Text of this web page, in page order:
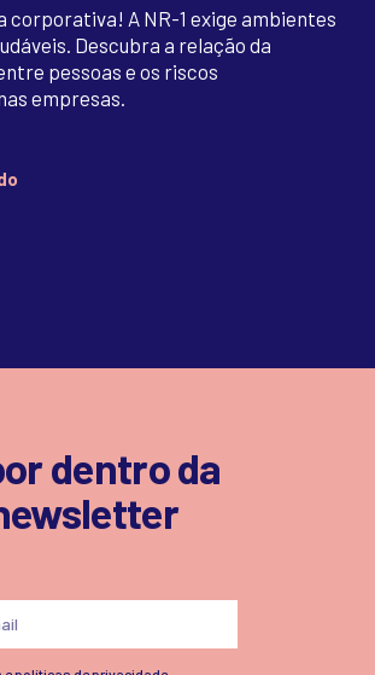
corporativa! A NR-1 exige ambientes
Descubra a relação da
pessoas e os riscos
empresas.
dentro da